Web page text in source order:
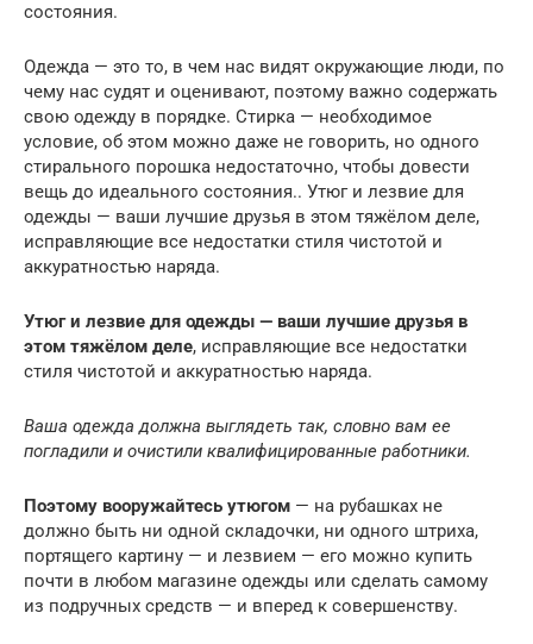
состояния.
Одежда — это то, в чем нас видят окружающие люди, по
чему нас судят и оценивают, поэтому важно содержать
свою одежду в порядке. Стирка — необходимое
условие, об этом можно даже не говорить, но одного
стирального порошка недостаточно, чтобы довести
вещь до идеального состояния.. Утюг и лезвие для
одежды — ваши лучшие друзья в этом тяжёлом деле,
исправляющие все недостатки стиля чистотой и
аккуратностью наряда.
Утюг и лезвие для одежды — ваши лучшие друзья в
этом тяжёлом деле, исправляющие все недостатки
стиля чистотой и аккуратностью наряда.
Ваша одежда должна выглядеть так, словно вам ее
погладили и очистили квалифицированные работники.
Поэтому вооружайтесь утюгом — на рубашках не
должно быть ни одной складочки, ни одного штриха,
портящего картину — и лезвием — его можно купить
почти в любом магазине одежды или сделать самому
из подручных средств — и вперед к совершенству.